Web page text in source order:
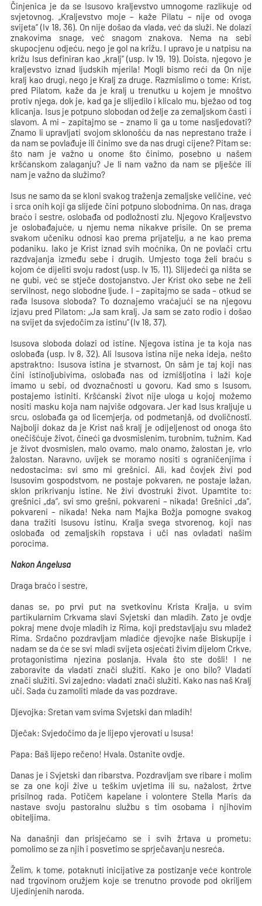
Činjenica je da se Isusovo kraljevstvo umnogome razlikuje od
svjetovnog. „Kraljevstvo moje – kaže Pilatu – nije od ovoga
svijeta“ (Iv 18, 36). On nije došao da vlada, već da služi. Ne dolazi
znakovima snage, već snagom znakova. Nema na sebi
skupocjenu odjeću, nego je gol na križu. I upravo je u natpisu na
križu Isus definiran kao „kralj“ (usp. Iv 19, 19). Doista, njegovo je
kraljevstvo iznad ljudskih mjerila! Mogli bismo reći da On nije
kralj kao drugi, nego je Kralj za druge. Razmislimo o tome: Krist,
pred Pilatom, kaže da je kralj u trenutku u kojem je mnoštvo
protiv njega, dok je, kad ga je slijedilo i klicalo mu, bježao od tog
klicanja. Isus je potpuno slobodan od želje za zemaljskom časti i
slavom. A mi – zapitajmo se – znamo li ga u tome nasljedovati?
Znamo li upravljati svojom sklonošću da nas neprestano traže i
da nam se povlađuje ili činimo sve da nas drugi cijene? Pitam se:
što nam je važno u onome što činimo, posebno u našem
kršćanskom zalaganju? Je li nam važno da nam se plješće ili
nam je važno da služimo?
Isus ne samo da se kloni svakog traženja zemaljske veličine, već
i srca onih koji ga slijede čini potpuno slobodnima. On nas, draga
braćo i sestre, oslobađa od podložnosti zlu. Njegovo Kraljevstvo
je oslobađajuće, u njemu nema nikakve prisile. On se prema
svakom učeniku odnosi kao prema prijatelju, a ne kao prema
podaniku. Iako je Krist iznad svih moćnika, On ne povlači crtu
razdvajanja između sebe i drugih. Umjesto toga želi braću s
kojom će dijeliti svoju radost (usp. Iv 15, 11). Slijedeći ga ništa se
ne gubi, već se stječe dostojanstvo. Jer Krist oko sebe ne želi
servilnost, nego slobodne ljude. I – zapitajmo se sada – otkud se
rađa Isusova sloboda? To doznajemo vraćajući se na njegovu
izjavu pred Pilatom: „Ja sam kralj. Ja sam se zato rodio i došao
na svijet da svjedočim za istinu“ (Iv 18, 37).
Isusova sloboda dolazi od istine. Njegova istina je ta koja nas
oslobađa (usp. Iv 8, 32). Ali Isusova istina nije neka ideja, nešto
apstraktno: Isusova istina je stvarnost, On sâm je taj koji nas
čini istinoljubivima, oslobađa nas od izmišljotina i laži koje
imamo u sebi, od dvoznačnosti u govoru. Kad smo s Isusom,
postajemo istiniti. Kršćanski život nije uloga u kojoj možemo
nositi masku koja nam najviše odgovara. Jer kad Isus kraljuje u
srcu, oslobađa ga od licemjerja, od podmetanjâ, od dvoličnostî.
Najbolji dokaz da je Krist naš kralj je odijeljenost od onoga što
onečišćuje život, čineći ga dvosmislenim, turobnim, tužnim. Kad
je život dvosmislen, malo ovamo, malo onamo, žalostan je, vrlo
žalostan. Naravno, uvijek se moramo nositi s ograničenjima i
nedostacima: svi smo mi grešnici. Ali, kad čovjek živi pod
Isusovim gospodstvom, ne postaje pokvaren, ne postaje lažan,
sklon prikrivanju istine. Ne živi dvostruki život. Upamtite to:
grešnici „da“, svi smo grešni, pokvareni – nikada! Grešnici „da“,
pokvareni – nikada! Neka nam Majka Božja pomogne svakog
dana tražiti Isusovu istinu, Kralja svega stvorenog, koji nas
oslobađa od zemaljskih ropstava i uči nas ovladati našim
porocima.
Nakon Angelusa
Draga braćo i sestre,
danas se, po prvi put na svetkovinu Krista Kralja, u svim
partikularnim Crkvama slavi Svjetski dan mladih. Zato je ovdje
pokraj mene dvoje mladih iz Rima, koji predstavljaju svu mladež
Rima. Srdačno pozdravljam mladiće djevojke naše Biskupije i
nadam se da će se svi mladi svijeta osjećati živim dijelom Crkve,
protagonistima njezina poslanja. Hvala što ste došli! I ne
zaboravite da vladati znači služiti. Kako je ono bilo? Vladati
znači služiti. Svi zajedno: vladati znači služiti. Kako nas naš Kralj
uči. Sada ću zamoliti mlade da vas pozdrave.
Djevojka: Sretan vam svima Svjetski dan mladih!
Dječak: Svjedočimo da je lijepo vjerovati u Isusa!
Papa: Baš lijepo rečeno! Hvala. Ostanite ovdje.
Danas je i Svjetski dan ribarstva. Pozdravljam sve ribare i molim
se za one koji žive u teškim uvjetima ili su, nažalost, žrtve
prisilnog rada. Potičem kapelane i volontere Stella Maris da
nastave svoju pastoralnu službu s tim osobama i njihovim
obiteljima.
Na današnji dan prisjećamo se i svih žrtava u prometu:
pomolimo se za njih i posvetimo se sprječavanju nesreća.
Želim, k tome, potaknuti inicijative za postizanje veće kontrole
nad trgovinom oružjem koje se trenutno provode pod okriljem
Ujedinjenih naroda.